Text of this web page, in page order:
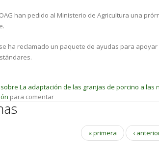
han pedido al Ministerio de Agricultura una
ha reclamado un paquete de ayudas para
sobre La adaptación de las granjas de porcino a
para comentar
« primera ‹